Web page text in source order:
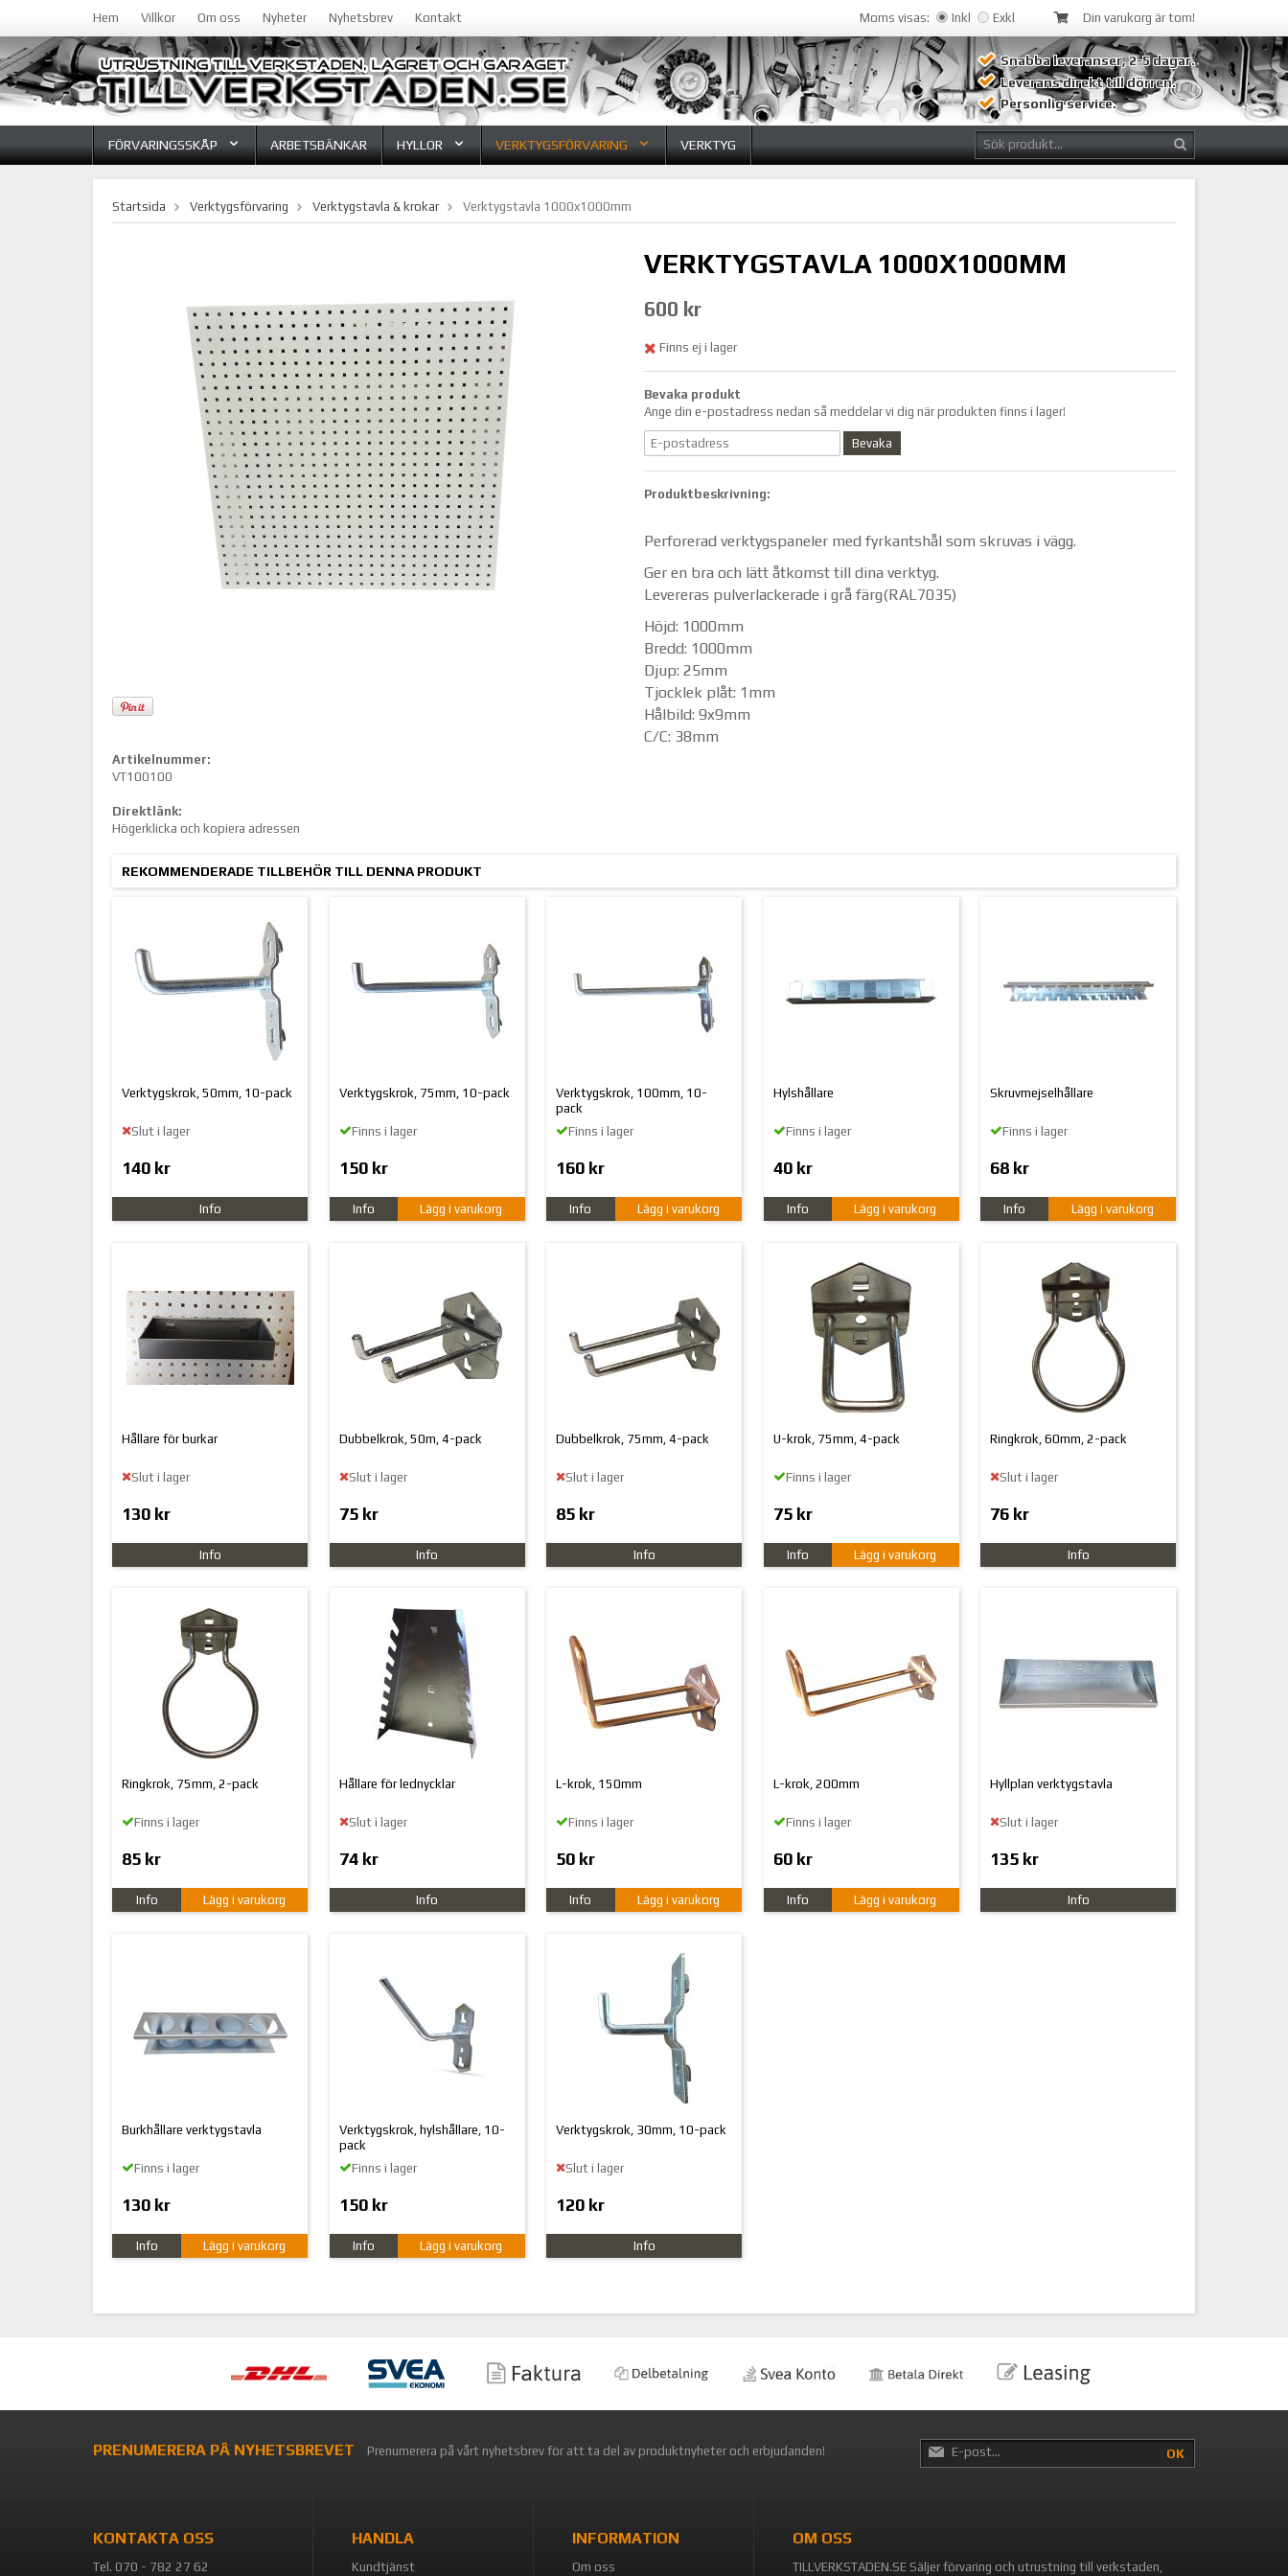
Hem Villkor Om oss Nyheter Nyhetsbrev Kontakt Din varukorg är tom!
Moms visas: Inkl Exkl
Snabba leveranser, 2-5 dagar.
Leverans direkt till dörren.
Personlig service.
FÖRVARINGSSKÅP ARBETSBÄNKAR HYLLOR VERKTYGSFÖRVARING VERKTYG
Startsida Verktygsförvaring Verktygstavla & krokar Verktygstavla 1000x1000mm
VERKTYGSTAVLA 1000X1000MM
600 kr
Finns ej i lager
Bevaka produkt
Ange din e-postadress nedan så meddelar vi dig när produkten finns i lager!
Bevaka
Produktbeskrivning:
Perforerad verktygspaneler med fyrkantshål som skruvas i vägg.
Ger en bra och lätt åtkomst till dina verktyg.
Levereras pulverlackerade i grå färg(RAL7035)
Höjd: 1000mm
Bredd: 1000mm
Djup: 25mm
Tjocklek plåt: 1mm
Hålbild: 9x9mm
C/C: 38mm
Artikelnummer:
VT100100
Direktlänk:
Högerklicka och kopiera adressen
REKOMMENDERADE TILLBEHÖR TILL DENNA PRODUKT
Verktygskrok, 50mm, 10-pack
Slut i lager
140 kr
Info
Verktygskrok, 75mm, 10-pack
Finns i lager
150 kr
Info Lägg i varukorg
Verktygskrok, 100mm, 10-
pack
Finns i lager
160 kr
Info Lägg i varukorg
Hylshållare
Finns i lager
40 kr
Info Lägg i varukorg
Skruvmejselhållare
Finns i lager
68 kr
Info Lägg i varukorg
Hållare för burkar
Slut i lager
130 kr
Info
Dubbelkrok, 50m, 4-pack
Slut i lager
75 kr
Info
Dubbelkrok, 75mm, 4-pack
Slut i lager
85 kr
Info
U-krok, 75mm, 4-pack
Finns i lager
75 kr
Info Lägg i varukorg
Ringkrok, 60mm, 2-pack
Slut i lager
76 kr
Info
Ringkrok, 75mm, 2-pack
Finns i lager
85 kr
Info Lägg i varukorg
Hållare för lednycklar
Slut i lager
74 kr
Info
L-krok, 150mm
Finns i lager
50 kr
Info Lägg i varukorg
L-krok, 200mm
Finns i lager
60 kr
Info Lägg i varukorg
Hyllplan verktygstavla
Slut i lager
135 kr
Info
Burkhållare verktygstavla
Finns i lager
130 kr
Info Lägg i varukorg
Verktygskrok, hylshållare, 10-
pack
Finns i lager
150 kr
Info Lägg i varukorg
Verktygskrok, 30mm, 10-pack
Slut i lager
120 kr
Info
PRENUMERERA PÅ NYHETSBREVET Prenumerera på vårt nyhetsbrev för att ta del av produktnyheter och erbjudanden! OK
KONTAKTA OSS
Tel. 070 - 782 27 62
HANDLA
Kundtjänst
INFORMATION
Om oss
OM OSS
TILLVERKSTADEN.SE Säljer förvaring och utrustning till verkstaden,